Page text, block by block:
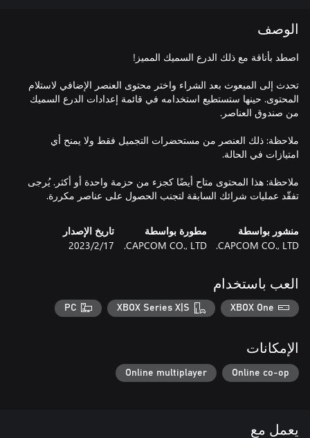
الوصف
تحدث إلى المبعوث بعد الشراء واختر محتوى العنصر الإضافي لاستلام
المحتوى. حينها ستستطيع استخدامه في قائمة إعدادات الدرع السميك
ملاحظة: ذلك العنصر من مستحضرات التجميل فقط ولا يمنح أي
ملاحظة: هذا المحتوى متاح أيضًا كجزء من حزمة واحدة أو أكثر. يُرجى
تفقّد عمليات شرائك السابقة لتجنب الحصول على عناصر مكررة.
منشور بواسطة
CAPCOM CO., LTD.
مطورة بواسطة
CAPCOM CO., LTD.
تاريخ الإصدار
17‏/2‏/2023
العب باستخدام
XBOX One
XBOX Series X|S
PC
الإمكانات
Online co-op
Online multiplayer
يعمل مع